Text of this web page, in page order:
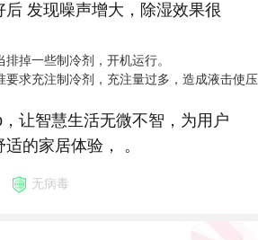
后 发现噪声增大，除湿效果很
掉一些制冷剂，开机运行。
要求充注制冷剂，充注量过多，造成液击使压
让智慧生活无微不智，为用户
的家居体验， 。
无病毒